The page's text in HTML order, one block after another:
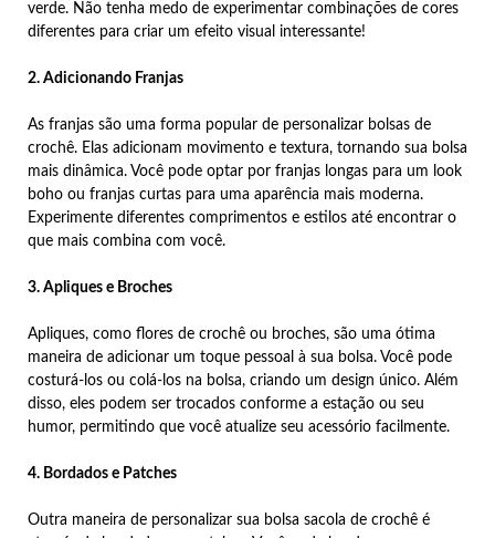
verde. Não tenha medo de experimentar combinações de cores
diferentes para criar um efeito visual interessante!
2. Adicionando Franjas
As franjas são uma forma popular de personalizar bolsas de
crochê. Elas adicionam movimento e textura, tornando sua bolsa
mais dinâmica. Você pode optar por franjas longas para um look
boho ou franjas curtas para uma aparência mais moderna.
Experimente diferentes comprimentos e estilos até encontrar o
que mais combina com você.
3. Apliques e Broches
Apliques, como flores de crochê ou broches, são uma ótima
maneira de adicionar um toque pessoal à sua bolsa. Você pode
costurá-los ou colá-los na bolsa, criando um design único. Além
disso, eles podem ser trocados conforme a estação ou seu
humor, permitindo que você atualize seu acessório facilmente.
4. Bordados e Patches
Outra maneira de personalizar sua bolsa sacola de crochê é